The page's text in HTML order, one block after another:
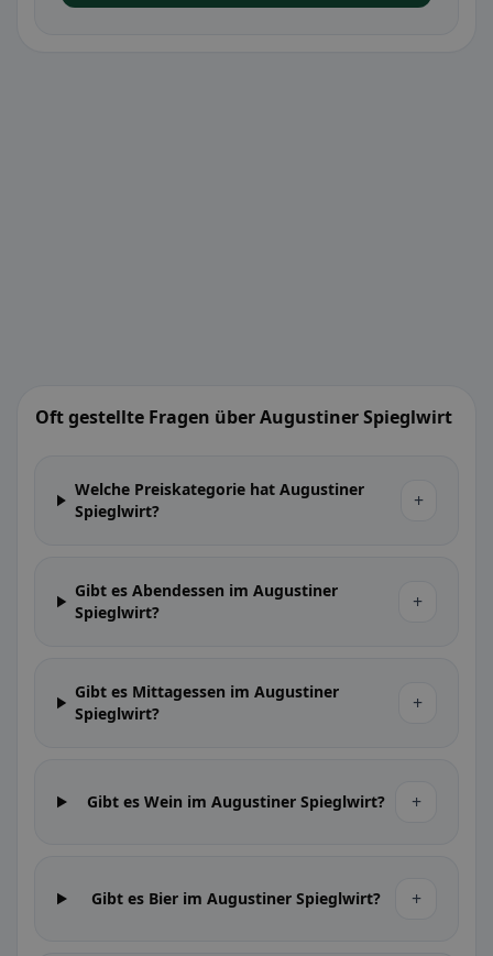
Oft gestellte Fragen über Augustiner Spieglwirt
Welche Preiskategorie hat Augustiner
Spieglwirt?
+
Gibt es Abendessen im Augustiner
Spieglwirt?
+
Gibt es Mittagessen im Augustiner
Spieglwirt?
+
Gibt es Wein im Augustiner Spieglwirt? +
Gibt es Bier im Augustiner Spieglwirt? +